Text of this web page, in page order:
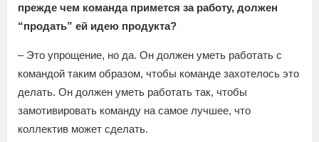
прежде чем команда примется за работу, должен
“продать” ей идею продукта?
– Это упрощение, но да. Он должен уметь работать с
командой таким образом, чтобы команде захотелось это
делать. Он должен уметь работать так, чтобы
замотивировать команду на самое лучшее, что
коллектив может сделать.